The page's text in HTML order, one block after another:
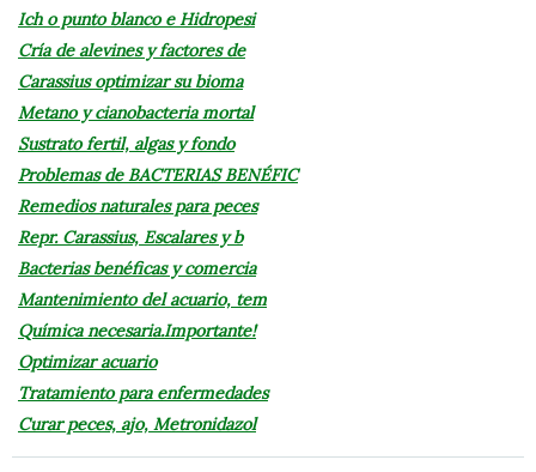
Ich o punto blanco e Hidropesi
Cría de alevines y factores de
Carassius optimizar su bioma
Metano y cianobacteria mortal
Sustrato fertil, algas y fondo
Problemas de BACTERIAS BENÉFIC
Remedios naturales para peces
Repr. Carassius, Escalares y b
Bacterias benéficas y comercia
Mantenimiento del acuario, tem
Química necesaria.Importante!
Optimizar acuario
Tratamiento para enfermedades
Curar peces, ajo, Metronidazol